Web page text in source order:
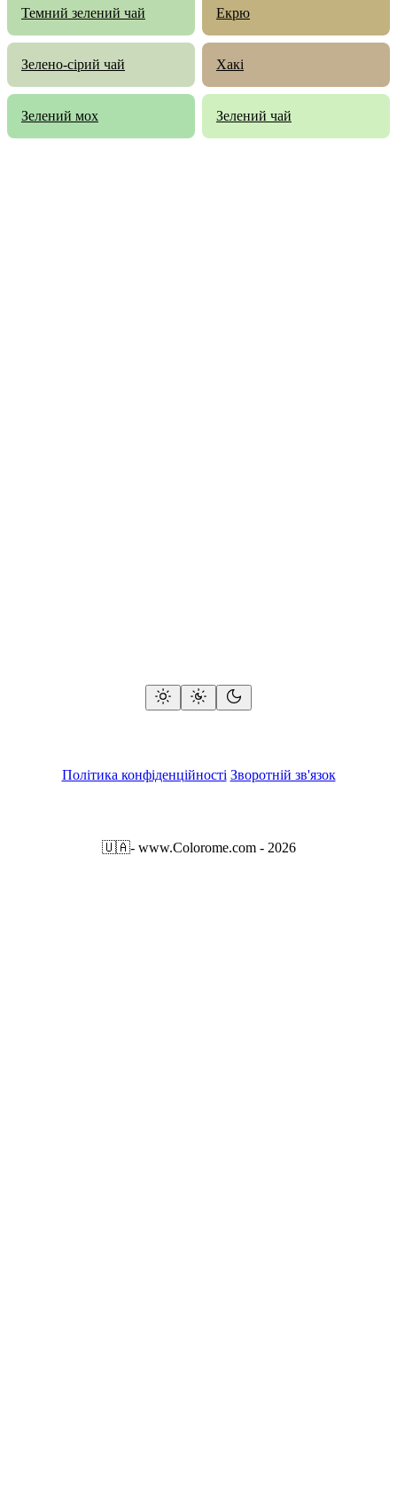
Темний зелений чай Екрю
Зелено-сірий чай Хакі
Зелений мох Зелений чай
Політика конфіденційності Зворотній зв'язок
🇺🇦- www.Colorome.com - 2026